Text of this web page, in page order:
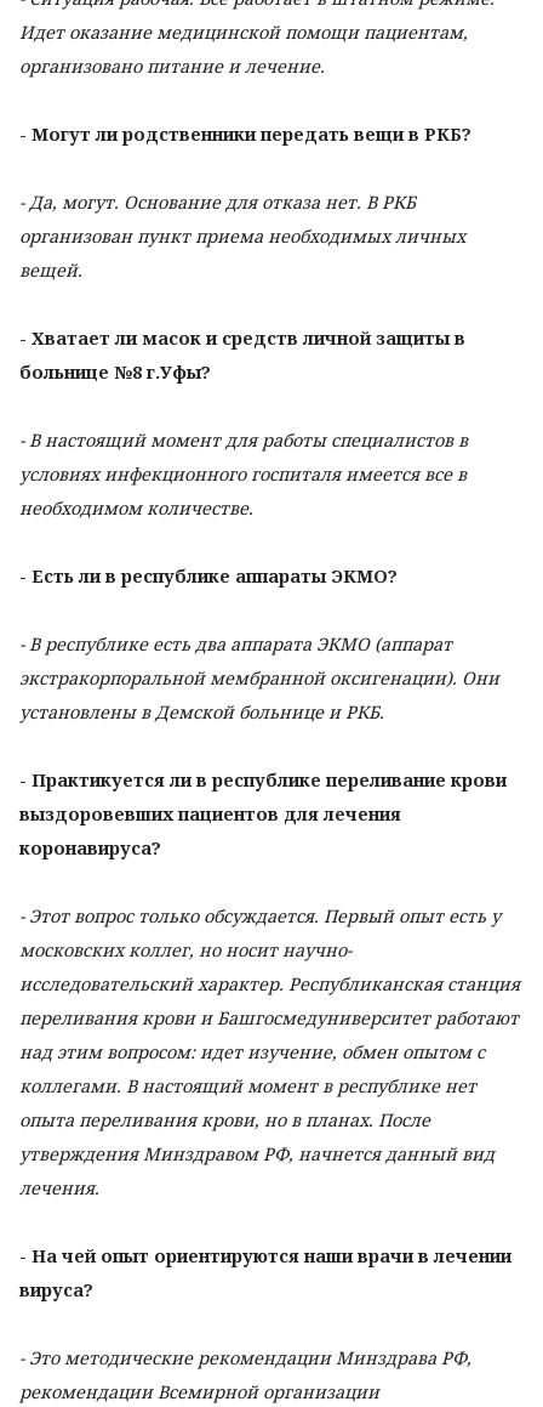
Идет оказание медицинской помощи пациентам,
организовано питание и лечение.
- Могут ли родственники передать вещи в РКБ?
- Да, могут. Основание для отказа нет. В РКБ
организован пункт приема необходимых личных
вещей.
- Хватает ли масок и средств личной защиты в
больнице №8 г.Уфы?
- В настоящий момент для работы специалистов в
условиях инфекционного госпиталя имеется все в
необходимом количестве.
- Есть ли в республике аппараты ЭКМО?
- В республике есть два аппарата ЭКМО (аппарат
экстракорпоральной мембранной оксигенации). Они
установлены в Демской больнице и РКБ.
- Практикуется ли в республике переливание крови
выздоровевших пациентов для лечения
коронавируса?
- Этот вопрос только обсуждается. Первый опыт есть у
московских коллег, но носит научно-
исследовательский характер. Республиканская станция
переливания крови и Башгосмедуниверситет работают
над этим вопросом: идет изучение, обмен опытом с
коллегами. В настоящий момент в республике нет
опыта переливания крови, но в планах. После
утверждения Минздравом РФ, начнется данный вид
лечения.
- На чей опыт ориентируются наши врачи в лечении
вируса?
- Это методические рекомендации Минздрава РФ,
рекомендации Всемирной организации